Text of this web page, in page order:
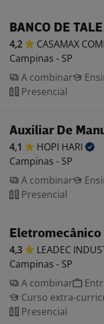
BANCO DE
4,2 CASAMAX
Campinas - SP
A combinar
Presencial
Auxiliar De
4,1 HOPI HARI
Campinas - SP
A combinar
Presencial
4,3 LEADEC
Campinas - SP
A combinar
Curso extra-
Presencial